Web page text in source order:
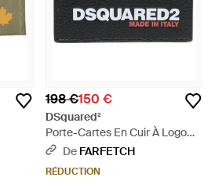
198 €150 €
DSquared²
Porte-Cartes En Cuir À Logo
Imprimé - Blanc
De FARFETCH
RÉDUCTION